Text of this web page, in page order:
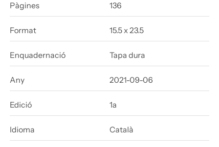
Pàgines 136
Format 15.5 x 23.5
Enquadernació Tapa dura
Any 2021-09-06
Edició 1a
Idioma Català